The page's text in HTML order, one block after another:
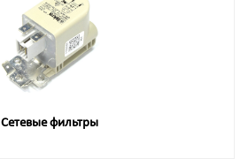
Сетевые фильтры